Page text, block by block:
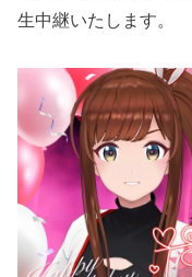
生中継いたします。